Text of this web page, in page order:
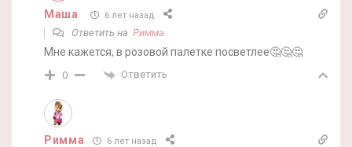
Маша 6 лет назад
Ответить на Римма
Мне кажется, в розовой палетке посветлее🤔🤔🤔
0 Ответить
Римма 6 лет назад